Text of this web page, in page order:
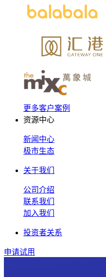
更多客户案例
资源中心
新闻中心
极市生态
关于我们
公司介绍
联系我们
加入我们
投资者关系
申请试用